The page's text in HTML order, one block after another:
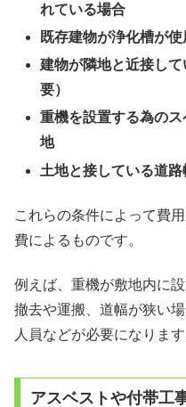
れている場合
既存建物が浄化槽が
建物が隣地と近接し
要）
重機を設置する為の
地
土地と接している道
これらの条件によって費
費によるものです。
例えば、重機が敷地内に
撤去や運搬、道幅が狭い
人員などが必要になります
アスベストや付帯工